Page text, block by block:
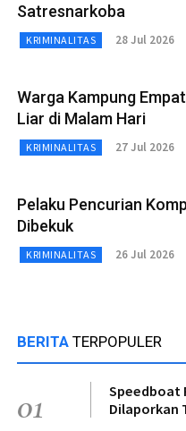
Satresnarkoba
KRIMINALITAS 28 Jul 2026
Warga Kampung
Liar di Malam Hari
KRIMINALITAS 27 Jul 2026
Pelaku Pencurian
Dibekuk
KRIMINALITAS 26 Jul 2026
BERITA TERPOPULER
01
Speedboat
Dilaporkan